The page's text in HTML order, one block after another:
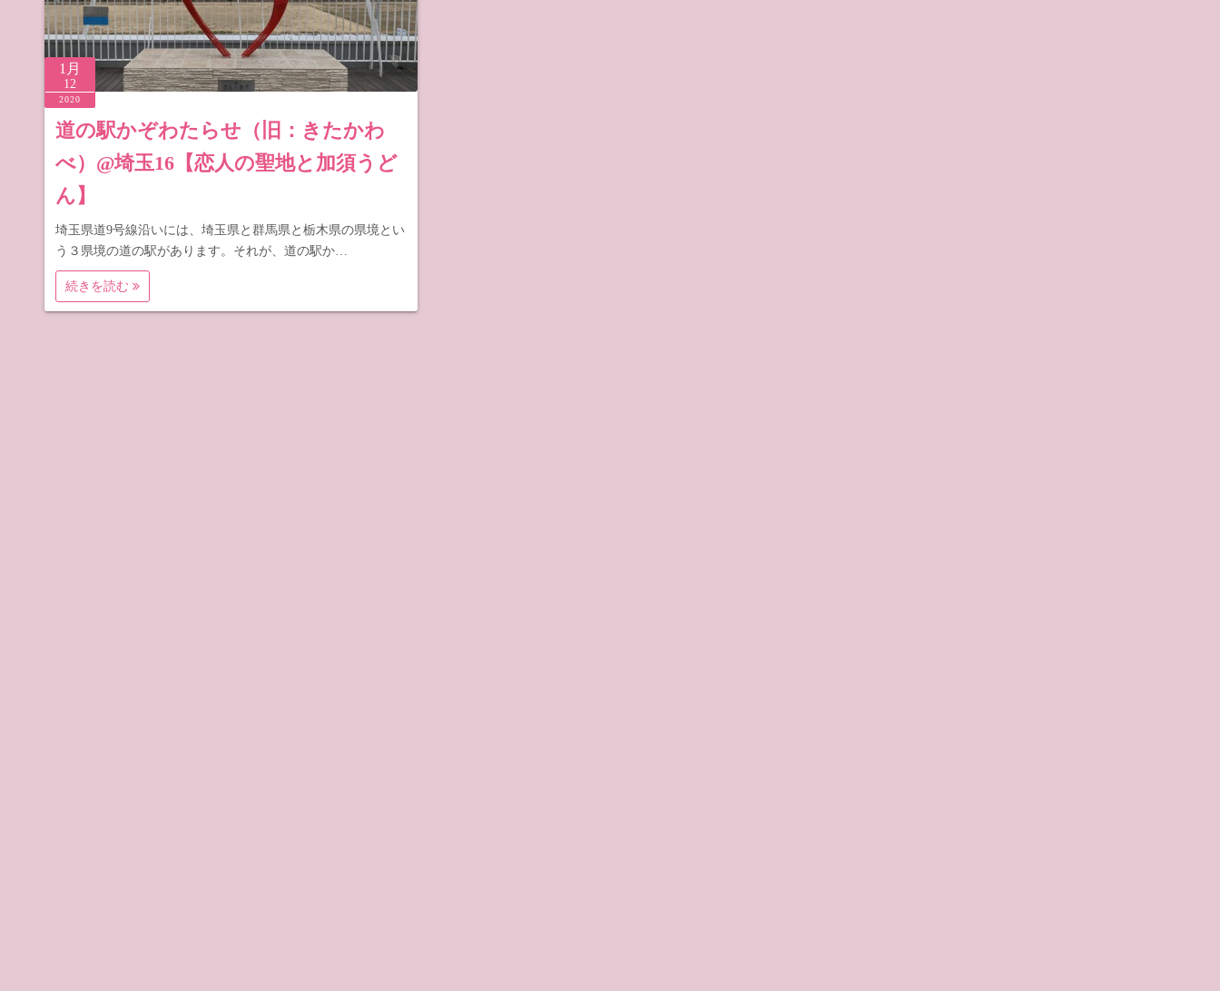
1月
12
2020
道の駅かぞわたらせ（旧：きたかわ
べ）@埼玉16【恋人の聖地と加須うど
ん】
埼玉県道9号線沿いには、埼玉県と群馬県と栃木県の県境とい
う３県境の道の駅があります。それが、道の駅か…
続きを読む